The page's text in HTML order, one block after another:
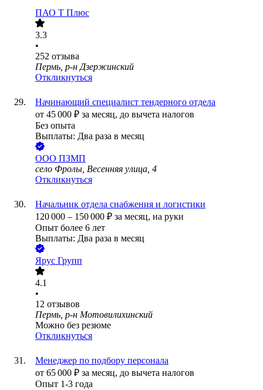
ПАО Т Плюс
3.3
•
252 отзыва
Пермь, р-н Дзержинский
Откликнуться
Начинающий специалист тендерного отдела
от 45 000 ₽ за месяц, до вычета налогов
Без опыта
Выплаты: Два раза в месяц
ООО ПЗМП
село Фролы, Весенняя улица, 4
Откликнуться
Начальник отдела снабжения и логистики
120 000 – 150 000 ₽ за месяц, на руки
Опыт более 6 лет
Выплаты: Два раза в месяц
Ярус Групп
4.1
•
12 отзывов
Пермь, р-н Мотовилихинский
Можно без резюме
Откликнуться
Менеджер по подбору персонала
от 65 000 ₽ за месяц, до вычета налогов
Опыт 1-3 года